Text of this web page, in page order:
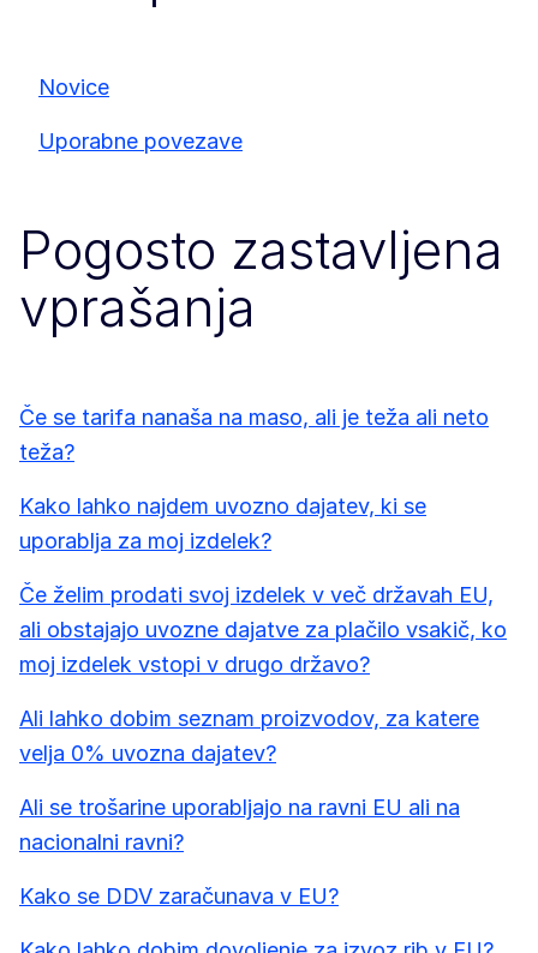
Novice
Uporabne povezave
Pogosto zastavljena
vprašanja
Če se tarifa nanaša na maso, ali je teža ali neto
teža?
Kako lahko najdem uvozno dajatev, ki se
uporablja za moj izdelek?
Če želim prodati svoj izdelek v več državah EU,
ali obstajajo uvozne dajatve za plačilo vsakič, ko
moj izdelek vstopi v drugo državo?
Ali lahko dobim seznam proizvodov, za katere
velja 0% uvozna dajatev?
Ali se trošarine uporabljajo na ravni EU ali na
nacionalni ravni?
Kako se DDV zaračunava v EU?